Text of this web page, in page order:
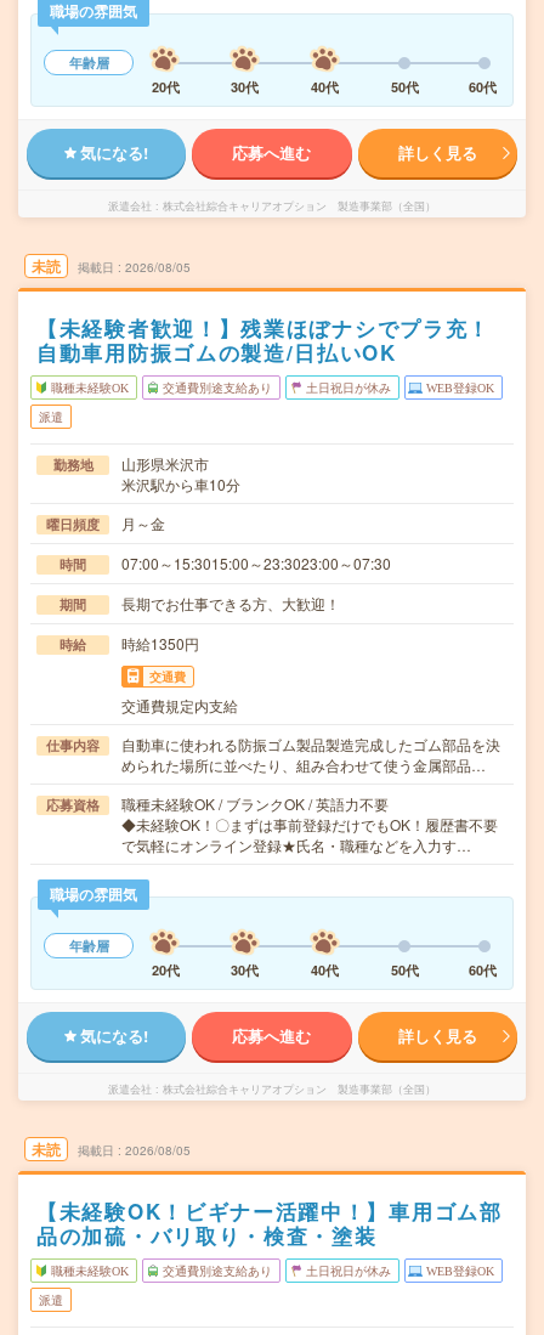
職場の雰囲気
年齢層
20代
30代 40代 50代 60代
気になる! 応募へ進む 詳しく見る
派遣会社 株式会社綜合キャリアオプション 製造事業部（全国）
未読 掲載日 2026/08/05
【未経験者歓迎！】残業ほぼナシでプラ充！
自動車用防振ゴムの製造/日払いOK
職種未経験OK 交通費別途支給あり 土日祝日が休み WEB登録OK
派遣
勤務地
山形県米沢市
米沢駅から車10分
曜日頻度 月～金
時間 07:00～15:3015:00～23:3023:00～07:30
期間 長期でお仕事できる方、大歓迎！
時給 時給1350円
交通費
交通費規定内支給
仕事内容
自動車に使われる防振ゴム製品製造完成したゴム部品を決
められた場所に並べたり、組み合わせて使う金属部品…
応募資格
職種未経験OK / ブランクOK / 英語力不要
◆未経験OK！〇まずは事前登録だけでもOK！履歴書不要
で気軽にオンライン登録★氏名・職種などを入力す…
職場の雰囲気
年齢層
20代
30代 40代 50代 60代
気になる! 応募へ進む 詳しく見る
派遣会社 株式会社綜合キャリアオプション 製造事業部（全国）
未読 掲載日 2026/08/05
【未経験OK！ビギナー活躍中！】車用ゴム部
品の加硫・バリ取り・検査・塗装
職種未経験OK 交通費別途支給あり 土日祝日が休み WEB登録OK
派遣